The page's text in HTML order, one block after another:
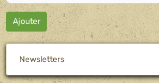
Ajouter
Newsletters